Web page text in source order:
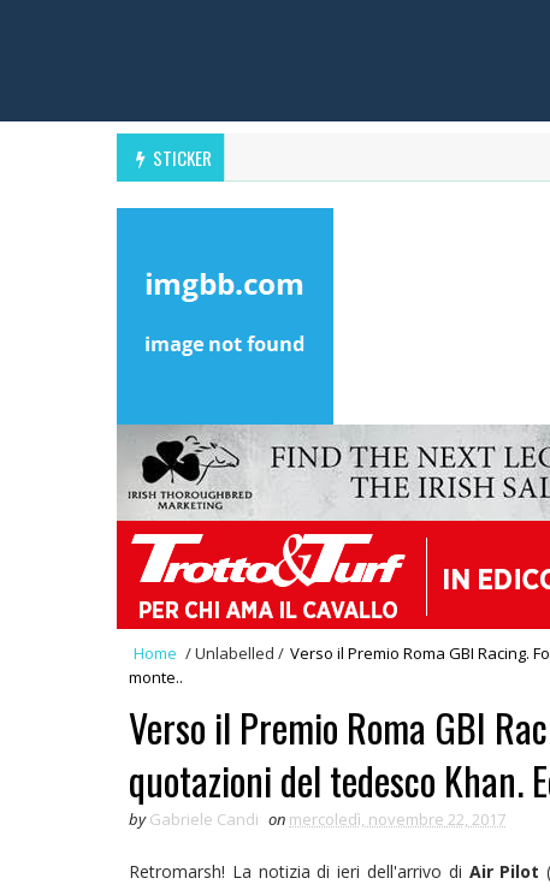
STICKER
Home /Unlabelled / Verso il Premio Roma GBI Racing.
monte..
Verso il Premio Roma GBI
quotazioni del tedesco Khan.
by Gabriele Candi on mercoledì, novembre 22, 2017
Retromarsh! La notizia di ieri dell'arrivo di Air Pilot